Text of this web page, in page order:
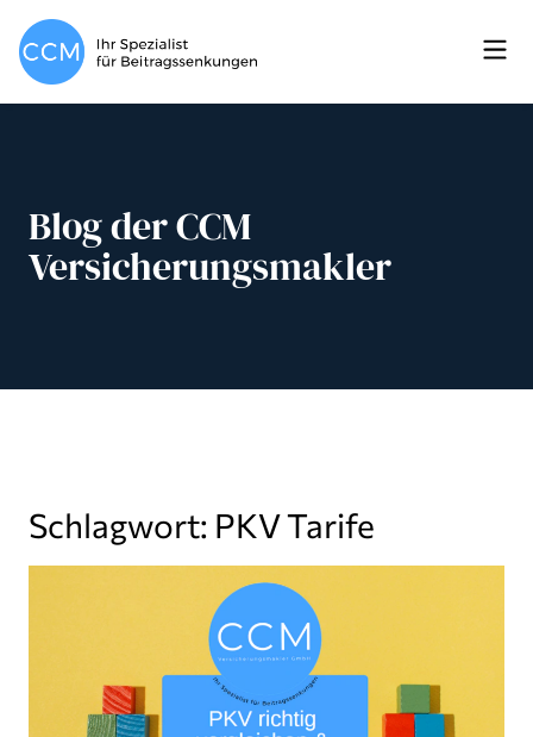
Blog der CCM
Versicherungsmakler
Schlagwort: PKV Tarife